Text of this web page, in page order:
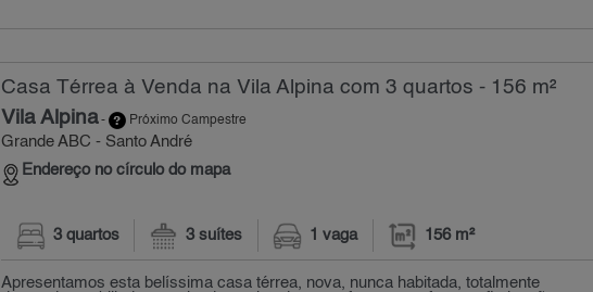
Casa Térrea à Venda na Vila Alpina com 3 quartos - 156 m²
Vila Alpina- Próximo Campestre
Grande ABC - Santo André
Endereço no círculo do mapa
3 quartos 3 suítes 1 vaga 156 m²
Apresentamos esta belíssima casa térrea, nova, nunca habitada, totalmente